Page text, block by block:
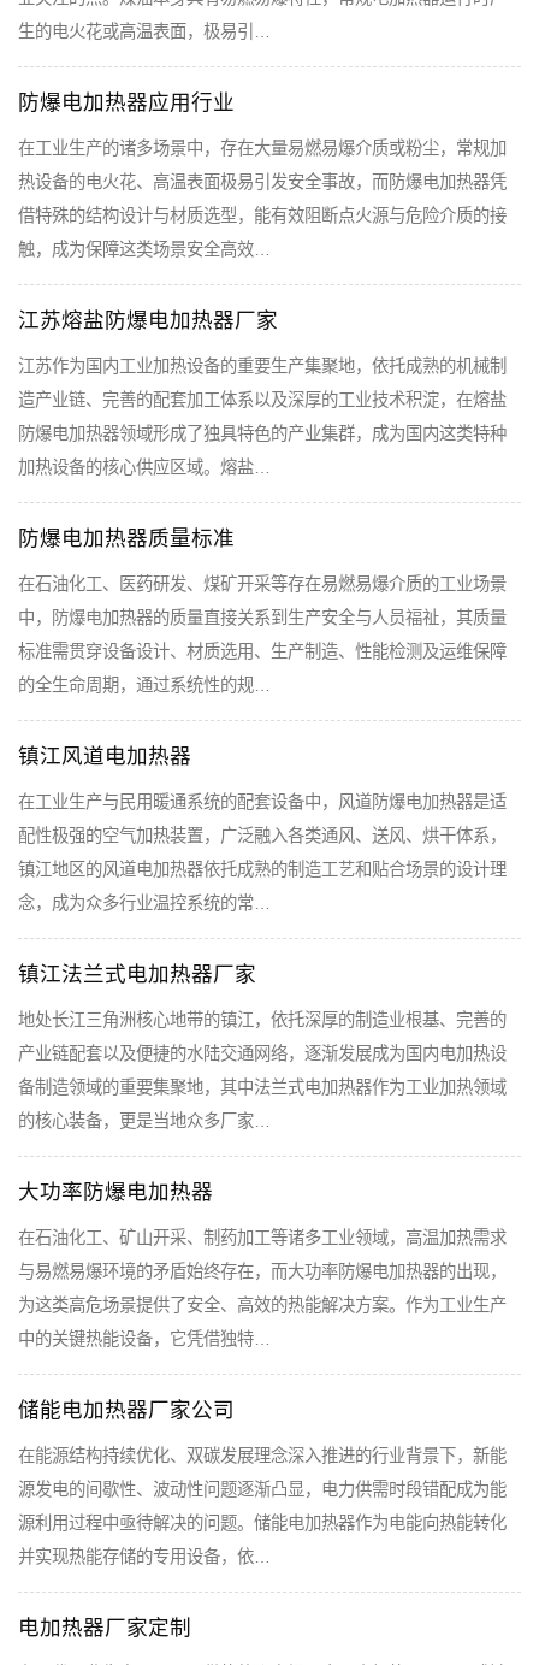
生的电火花或高温表面，极易引…
防爆电加热器应用行业
在工业生产的诸多场景中，存在大量易燃易爆介质或粉尘，常规加
热设备的电火花、高温表面极易引发安全事故，而防爆电加热器凭
借特殊的结构设计与材质选型，能有效阻断点火源与危险介质的接
触，成为保障这类场景安全高效…
江苏熔盐防爆电加热器厂家
江苏作为国内工业加热设备的重要生产集聚地，依托成熟的机械制
造产业链、完善的配套加工体系以及深厚的工业技术积淀，在熔盐
防爆电加热器领域形成了独具特色的产业集群，成为国内这类特种
加热设备的核心供应区域。熔盐…
防爆电加热器质量标准
在石油化工、医药研发、煤矿开采等存在易燃易爆介质的工业场景
中，防爆电加热器的质量直接关系到生产安全与人员福祉，其质量
标准需贯穿设备设计、材质选用、生产制造、性能检测及运维保障
的全生命周期，通过系统性的规…
镇江风道电加热器
在工业生产与民用暖通系统的配套设备中，风道防爆电加热器是适
配性极强的空气加热装置，广泛融入各类通风、送风、烘干体系，
镇江地区的风道电加热器依托成熟的制造工艺和贴合场景的设计理
念，成为众多行业温控系统的常…
镇江法兰式电加热器厂家
地处长江三角洲核心地带的镇江，依托深厚的制造业根基、完善的
产业链配套以及便捷的水陆交通网络，逐渐发展成为国内电加热设
备制造领域的重要集聚地，其中法兰式电加热器作为工业加热领域
的核心装备，更是当地众多厂家…
大功率防爆电加热器
在石油化工、矿山开采、制药加工等诸多工业领域，高温加热需求
与易燃易爆环境的矛盾始终存在，而大功率防爆电加热器的出现，
为这类高危场景提供了安全、高效的热能解决方案。作为工业生产
中的关键热能设备，它凭借独特…
储能电加热器厂家公司
在能源结构持续优化、双碳发展理念深入推进的行业背景下，新能
源发电的间歇性、波动性问题逐渐凸显，电力供需时段错配成为能
源利用过程中亟待解决的问题。储能电加热器作为电能向热能转化
并实现热能存储的专用设备，依…
电加热器厂家定制